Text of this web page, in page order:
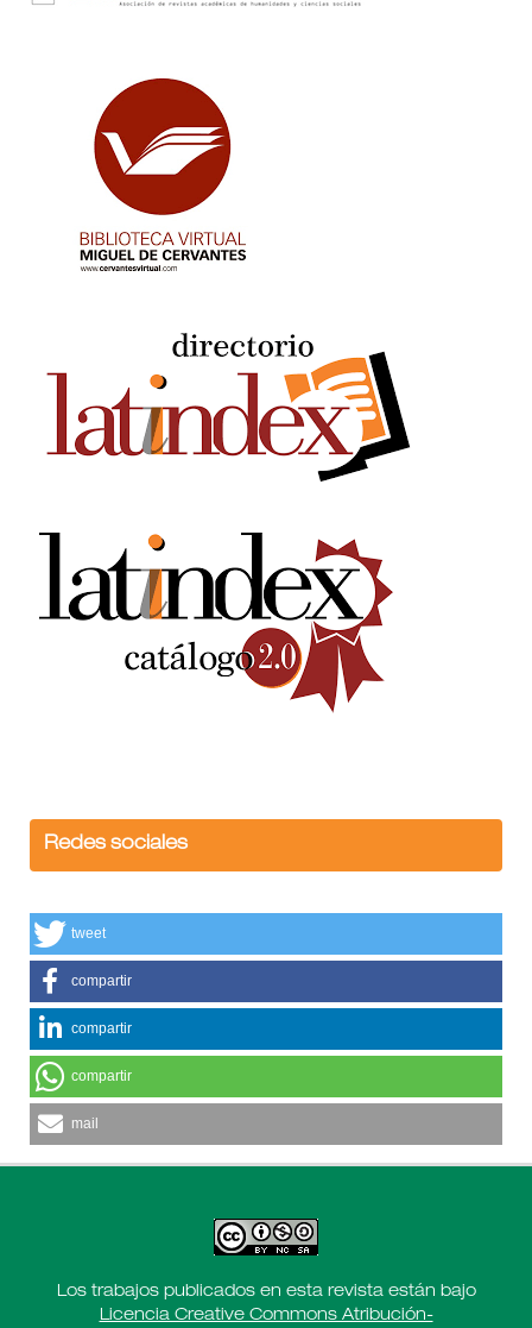
Redes sociales
tweet
compartir
compartir
compartir
mail
Los trabajos publicados en esta revista están bajo
Licencia Creative Commons Atribución-